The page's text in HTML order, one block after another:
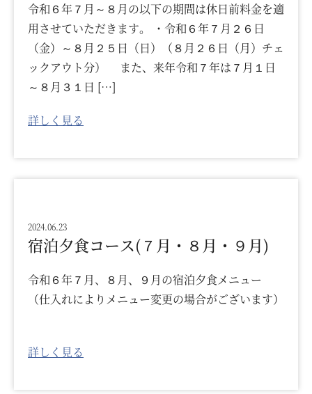
令和６年７月～８月の以下の期間は休日前料金を適
用させていただきます。 ・令和６年７月２６日
（金）～８月２５日（日）（８月２６日（月）チェ
ックアウト分） また、来年令和７年は７月１日
～８月３１日 […]
詳しく見る
2024.06.23
宿泊夕食コース(７月・８月・９月)
令和６年７月、８月、９月の宿泊夕食メニュー
（仕入れによりメニュー変更の場合がございます）
詳しく見る